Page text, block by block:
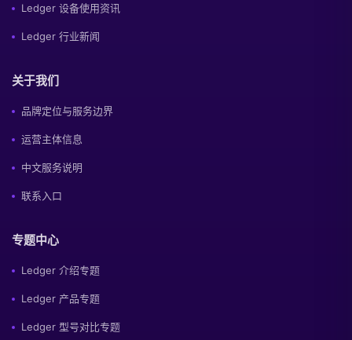
Ledger 设备使用资讯
Ledger 行业新闻
关于我们
品牌定位与服务边界
运营主体信息
中文服务说明
联系入口
专题中心
Ledger 介绍专题
Ledger 产品专题
Ledger 型号对比专题